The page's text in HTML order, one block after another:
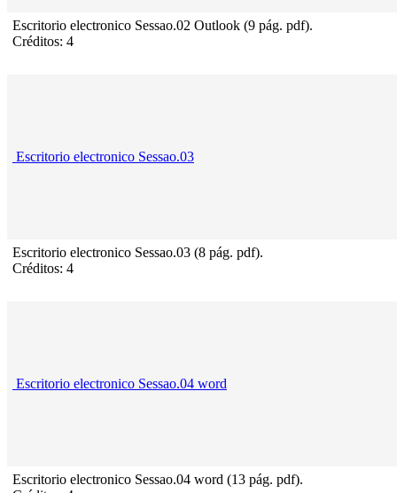
Escritorio electronico Sessao.02 Outlook (9 pág. pdf).
Créditos: 4
Escritorio electronico Sessao.03
Escritorio electronico Sessao.03 (8 pág. pdf).
Créditos: 4
Escritorio electronico Sessao.04 word
Escritorio electronico Sessao.04 word (13 pág. pdf).